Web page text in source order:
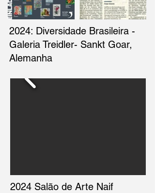
2024: Diversidade Brasileira -
Galeria Treidler- Sankt Goar,
Alemanha
2024 Salão de Arte Naif